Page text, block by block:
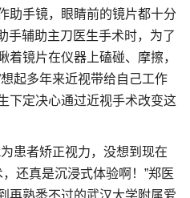
助手镜，眼睛前的镜片都十分
手辅助主刀医生手术时，为了
着镜片在仪器上磕碰、摩擦，
起多年来近视带给自己工作
下定决心通过近视手术改变这
患者矫正视力，没想到现在
还真是沉浸式体验啊！”郑医
再熟悉不过的武汉大学附属爱